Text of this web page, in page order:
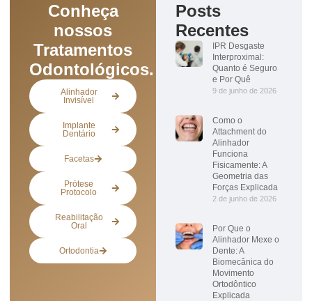
Conheça
nossos
Tratamentos
Odontológicos.
Alinhador
Invisível
Implante
Dentário
Facetas
Prótese
Protocolo
Reabilitação
Oral
Ortodontia
Posts
Recentes
IPR Desgaste
Interproximal:
Quanto é Seguro
e Por Quê
9 de junho de 2026
Como o
Attachment do
Alinhador
Funciona
Fisicamente: A
Geometria das
Forças Explicada
2 de junho de 2026
Por Que o
Alinhador Mexe o
Dente: A
Biomecânica do
Movimento
Ortodôntico
Explicada